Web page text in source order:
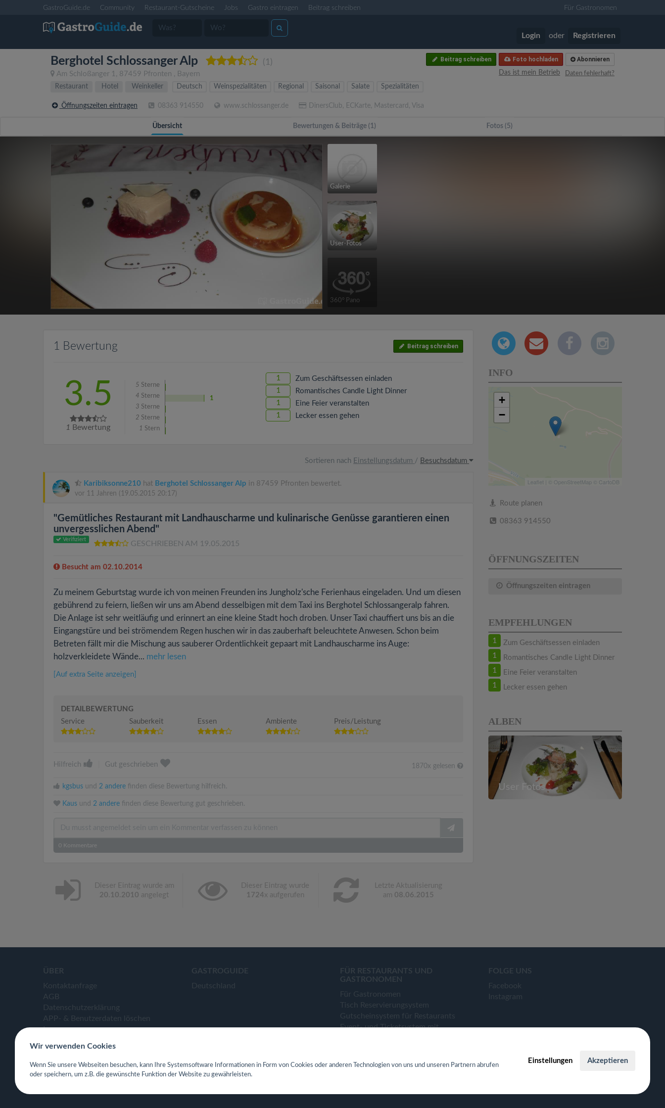
GastroGuide.de Community Restaurant-Gutscheine Jobs Gastro eintragen Beitrag schreiben Für Gastronomen
Login oder Registrieren
Berghotel Schlossanger Alp (1)
Am Schloßanger 1 , 87459 Pfronten , Bayern
Abonnieren
Foto hochladen
Beitrag schreiben
Daten fehlerhaft?
Das ist mein Betrieb
Restaurant
Hotel Weinkeller Deutsch Weinspezialitäten Regional Saisonal Salate Spezialitäten
Öffnungszeiten eintragen 08363 914550 www.schlossanger.de DinersClub, ECKarte, Mastercard, Visa
Übersicht Bewertungen & Beiträge (1) Fotos (5)
Galerie
User-Fotos
360° Pano
1 Bewertung Beitrag schreiben
3.5
1 Bewertung
5 Sterne
4 Sterne
1
3 Sterne
2 Sterne
1 Stern
1 Zum Geschäftsessen einladen
1 Romantisches Candle Light Dinner
1 Eine Feier veranstalten
1 Lecker essen gehen
Sortieren nach Einstellungsdatum / Besuchsdatum
Karibiksonne210 hat Berghotel Schlossanger Alp in 87459 Pfronten bewertet.
vor 11 Jahren (19.05.2015 20:17)
"Gemütliches Restaurant mit Landhauscharme und kulinarische Genüsse garantieren einen
unvergesslichen Abend"
Verifiziert
GESCHRIEBEN AM 19.05.2015
Besucht am 02.10.2014
Zu meinem Geburtstag wurde ich von meinen Freunden ins Jungholz'sche Ferienhaus eingeladen. Und um diesen
gebührend zu feiern, ließen wir uns am Abend desselbigen mit dem Taxi ins Berghotel Schlossangeralp fahren.
Die Anlage ist sehr weitläufig und erinnert an eine kleine Stadt hoch droben. Unser Taxi chauffiert uns bis an die
Eingangstüre und bei strömendem Regen huschen wir in das zauberhaft beleuchtete Anwesen. Schon beim
Betreten fällt mir die Mischung aus sauberer Ordentlichkeit gepaart mit Landhauscharme ins Auge:
holzverkleidete Wände... mehr lesen
[Auf extra Seite anzeigen]
DETAILBEWERTUNG
Service
Sauberkeit Essen Ambiente Preis/Leistung
Hilfreich Gut geschrieben 1870x gelesen
kgsbus und 2 andere finden diese Bewertung hilfreich.
Kaus und 2 andere finden diese Bewertung gut geschrieben.
0 Kommentare
Dieser Eintrag wurde am
20.10.2010 angelegt
Dieser Eintrag wurde
1724x aufgerufen
Letzte Aktualisierung
am 08.06.2015
INFO
+
−
Leaflet OpenStreetMap © CartoDB
Route planen
08363 914550
ÖFFNUNGSZEITEN
Öffnungszeiten eintragen
EMPFEHLUNGEN
1 Zum Geschäftsessen einladen
1 Romantisches Candle Light Dinner
1 Eine Feier veranstalten
1 Lecker essen gehen
ALBEN
User Fotos
ÜBER
Kontaktanfrage
AGB
Datenschutzerklärung
APP- & Benutzerdaten löschen
Impressum
GASTROGUIDE
Deutschland
FÜR RESTAURANTS UND
GASTRONOMEN
Für Gastronomen
Tisch Reservierungsystem
Gutscheinsystem für Restaurants
Event- und Ticketsystem mit
Webseiten für Restaurant
FOLGE UNS
Facebook
Instagram
Wir verwenden Cookies
Wenn Sie unsere Webseiten besuchen, kann Ihre Systemsoftware Informationen in Form von Cookies oder anderen Technologien von uns und unseren Partnern abrufen
oder speichern, um z.B. die gewünschte Funktion der Website zu gewährleisten.
Einstellungen Akzeptieren